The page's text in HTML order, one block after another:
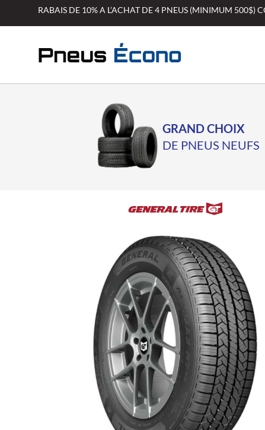
RABAIS DE 10% A L’ACHAT DE 4 PNEUS (MINIMUM 500$)
GRAND CHOIX
DE PNEUS NEUFS